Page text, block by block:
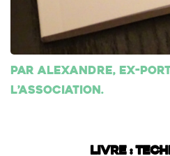
Par Alexandre, ex-
l’association.
Livre :